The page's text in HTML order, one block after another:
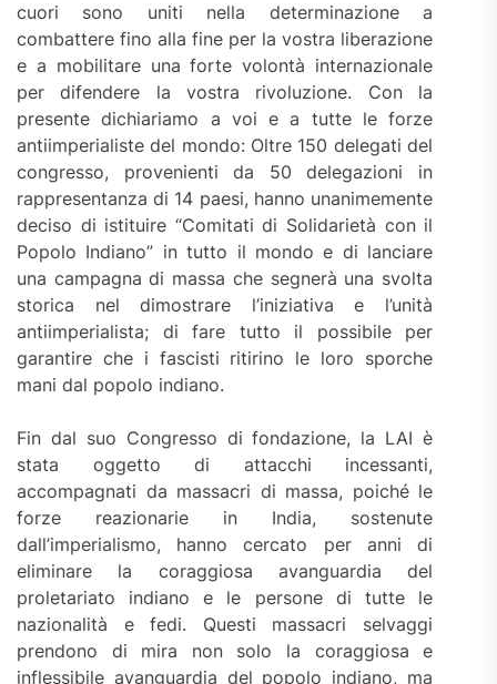
cuori sono uniti nella determinazione a
combattere fino alla fine per la vostra liberazione
e a mobilitare una forte volontà internazionale
per difendere la vostra rivoluzione. Con la
presente dichiariamo a voi e a tutte le forze
antiimperialiste del mondo: Oltre 150 delegati del
congresso, provenienti da 50 delegazioni in
rappresentanza di 14 paesi, hanno unanimemente
deciso di istituire “Comitati di Solidarietà con il
Popolo Indiano” in tutto il mondo e di lanciare
una campagna di massa che segnerà una svolta
storica nel dimostrare l’iniziativa e l’unità
antiimperialista; di fare tutto il possibile per
garantire che i fascisti ritirino le loro sporche
mani dal popolo indiano.
Fin dal suo Congresso di fondazione, la LAI è
stata oggetto di attacchi incessanti,
accompagnati da massacri di massa, poiché le
forze reazionarie in India, sostenute
dall’imperialismo, hanno cercato per anni di
eliminare la coraggiosa avanguardia del
proletariato indiano e le persone di tutte le
nazionalità e fedi. Questi massacri selvaggi
prendono di mira non solo la coraggiosa e
inflessibile avanguardia del popolo indiano, ma